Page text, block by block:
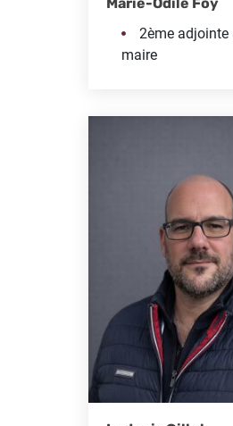
2ème adjointe
maire